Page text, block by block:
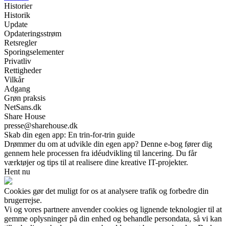
Historier
Historik
Update
Opdateringsstrøm
Retsregler
Sporingselementer
Privatliv
Rettigheder
Vilkår
Adgang
Grøn praksis
NetSans.dk
Share House
presse@sharehouse.dk
Skab din egen app: En trin-for-trin guide
Drømmer du om at udvikle din egen app? Denne e-bog fører dig
gennem hele processen fra idéudvikling til lancering. Du får
værktøjer og tips til at realisere dine kreative IT-projekter.
Hent nu
Cookies gør det muligt for os at analysere trafik og forbedre din
brugerrejse.
Vi og vores partnere anvender cookies og lignende teknologier til at
gemme oplysninger på din enhed og behandle persondata, så vi kan